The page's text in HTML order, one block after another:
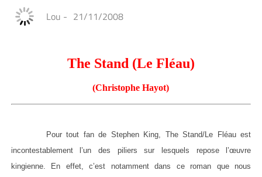
Lou - 21/11/2008
The Stand (Le Fléau)
(Christophe Hayot)
Pour tout fan de Stephen King, The Stand/Le Fléau est
incontestablement l’un des piliers sur lesquels repose l’œuvre
kingienne. En effet, c’est notamment dans ce roman que nous